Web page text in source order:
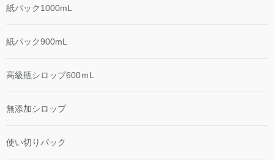
紙パック1000mL
紙パック900mL
高級瓶シロップ600ｍL
無添加シロップ
使い切りパック